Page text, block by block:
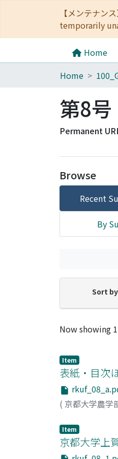
【メンテナン
temporarily
Home
Home
第8号
Permanent
Browse
Recent
By
Sort
Recent
Now showing
Item
表紙・目次
( 京都大学農学
Item
京都大学上